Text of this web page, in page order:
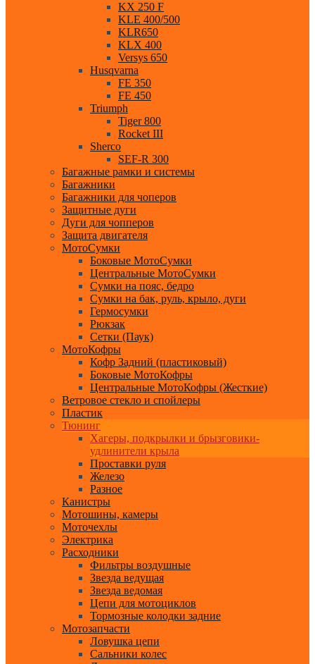
KX 250 F
KLE 400/500
KLR650
KLX 400
Versys 650
Husqvarna
FE 350
FE 450
Triumph
Tiger 800
Rocket III
Sherco
SEF-R 300
Багажные рамки и системы
Багажники
Багажники для чоперов
Защитные дуги
Дуги для чопперов
Защита двигателя
МотоСумки
Боковые МотоСумки
Центральные МотоСумки
Сумки на пояс, бедро
Сумки на бак, руль, крыло, дуги
Гермосумки
Рюкзак
Сетки (Паук)
МотоКофры
Кофр Задний (пластиковый)
Боковые МотоКофры
Центральные МотоКофры (Жесткие)
Ветровое стекло и спойлеры
Пластик
Тюнинг
Хагеры, подкрылки и брызговики-
удлинители крыла
Проставки руля
Железо
Разное
Канистры
Мотошины, камеры
Моточехлы
Электрика
Расходники
Фильтры воздушные
Звезда ведущая
Звезда ведомая
Цепи для мотоциклов
Тормозные колодки задние
Мотозапчасти
Ловушка цепи
Сальники колес